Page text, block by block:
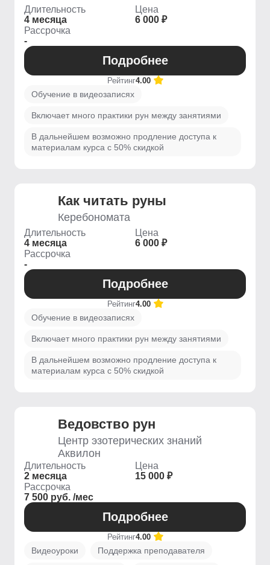
Длительность
4 месяца
Цена
6 000 ₽
Рассрочка
-
Подробнее
Рейтинг4.00
Обучение в видеозаписях
Включает много практики рун между занятиями
В дальнейшем возможно продление доступа к
материалам курса с 50% скидкой
Как читать руны
Керебономата
Длительность
4 месяца
Цена
6 000 ₽
Рассрочка
-
Подробнее
Рейтинг4.00
Обучение в видеозаписях
Включает много практики рун между занятиями
В дальнейшем возможно продление доступа к
материалам курса с 50% скидкой
Ведовство рун
Центр эзотерических знаний
Аквилон
Длительность
2 месяца
Цена
15 000 ₽
Рассрочка
7 500 руб. /мес
Подробнее
Рейтинг4.00
Видеоуроки Поддержка преподавателя